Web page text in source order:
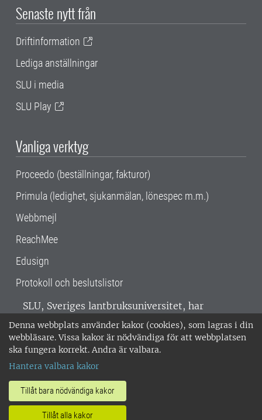
Denna webbplats använder kakor (cookies), som lagras i din
webbläsare. Vissa kakor är nödvändiga för att webbplatsen
ska fungera korrekt. Andra är valbara.
Hantera valbara kakor
Tillåt bara nödvändiga kakor
Tillåt alla kakor
Senaste nytt från
Driftinformation
Lediga anställningar
SLU i media
SLU Play
Vanliga verktyg
Proceedo (beställningar, fakturor)
Primula (ledighet, sjukanmälan, lönespec m.m.)
Webbmejl
ReachMee
Edusign
Protokoll och beslutslistor
SLU, Sveriges lantbruksuniversitet, har
verksamhet över hela Sverige. Huvudorter är
Alnarp, Uppsala och Umeå.SLU är
miljöcertifierat enligt ISO 14001. •
018-67 10 00 • Org nr: 202100-2817 •
Om SLU:s webbplatser
•Hantera kakor•Behandling av